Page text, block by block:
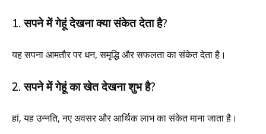
1. सपने में गेहूं देखना क्या संकेत देता है?
यह सपना आमतौर पर धन, समृद्धि और सफलता का संकेत देता है।
2. सपने में गेहूं का खेत देखना शुभ है?
हां, यह उन्नति, नए अवसर और आर्थिक लाभ का संकेत माना जाता है।